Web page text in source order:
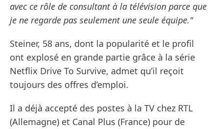
avec ce rôle de consultant à la télévision parce que
je ne regarde pas seulement une seule équipe."
Steiner, 58 ans, dont la popularité et le profil
ont explosé en grande partie grâce à la série
Netflix Drive To Survive, admet qu’il reçoit
toujours des offres d’emploi.
Il a déjà accepté des postes à la TV chez RTL
(Allemagne) et Canal Plus (France) pour de